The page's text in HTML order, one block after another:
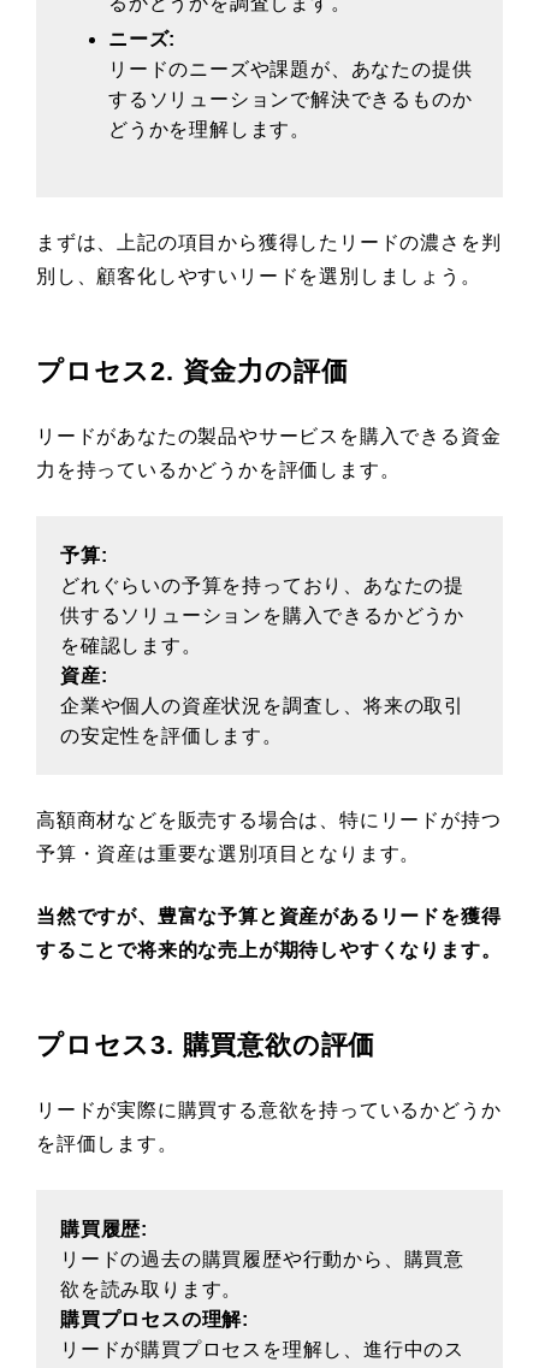
ニーズ:
リードのニーズや課題が、あなたの提供
するソリューションで解決できるものか
どうかを理解します。
まずは、上記の項目から獲得したリードの濃さを判
別し、顧客化しやすいリードを選別しましょう。
プロセス2. 資金力の評価
リードがあなたの製品やサービスを購入できる資金
力を持っているかどうかを評価します。
予算:
どれぐらいの予算を持っており、あなたの提
供するソリューションを購入できるかどうか
を確認します。
資産:
企業や個人の資産状況を調査し、将来の取引
の安定性を評価します。
高額商材などを販売する場合は、特にリードが持つ
予算・資産は重要な選別項目となります。
当然ですが、豊富な予算と資産があるリードを獲得
することで将来的な売上が期待しやすくなります。
プロセス3. 購買意欲の評価
リードが実際に購買する意欲を持っているかどうか
を評価します。
購買履歴:
リードの過去の購買履歴や行動から、購買意
欲を読み取ります。
購買プロセスの理解:
リードが購買プロセスを理解し、進行中のス